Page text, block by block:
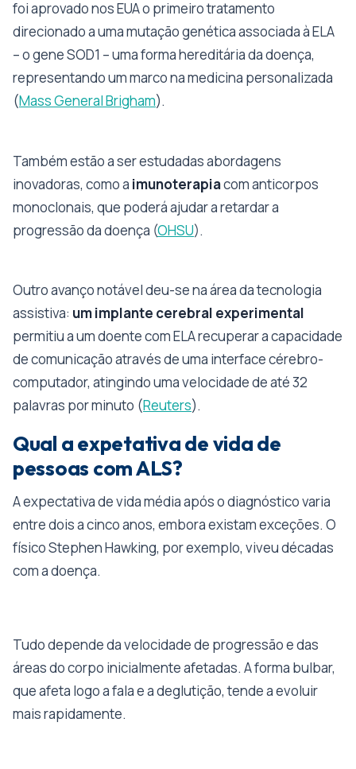
foi aprovado nos EUA o primeiro tratamento
direcionado a uma mutação genética associada à ELA
– o gene SOD1 – uma forma hereditária da doença,
representando um marco na medicina personalizada
(Mass General Brigham).
Também estão a ser estudadas abordagens
inovadoras, como a imunoterapiacom anticorpos
monoclonais, que poderá ajudar a retardar a
progressão da doença (OHSU).
Outro avanço notável deu-se na área da tecnologia
assistiva: um implante cerebral experimental
permitiu a um doente com ELA recuperar a capacidade
de comunicação através de uma interface cérebro-
computador, atingindo uma velocidade de até 32
palavras por minuto (Reuters).
Qual a expetativa de vida de
pessoas com ALS?
A expectativa de vida média após o diagnóstico varia
entre dois a cinco anos, embora existam exceções. O
físico Stephen Hawking, por exemplo, viveu décadas
com a doença.
Tudo depende da velocidade de progressão e das
áreas do corpo inicialmente afetadas. A forma bulbar,
que afeta logo a fala e a deglutição, tende a evoluir
mais rapidamente.